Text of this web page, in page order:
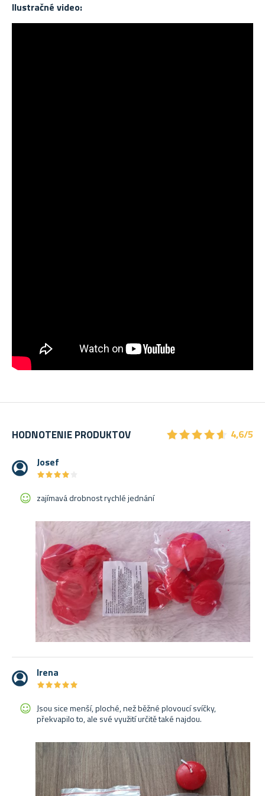
Ilustračné video:
HODNOTENIE PRODUKTOV ★★★★★
★★★★★ 4,6/5
Josef
★★★★
★★★★
zajímavá drobnost rychlé jednání
Irena
★★★★★
★★★★★
Jsou sice menší, ploché, než běžné plovoucí svíčky,
překvapilo to, ale své využití určitě také najdou.